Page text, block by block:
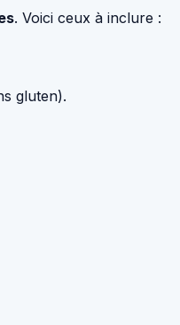
. Voici ceux à inclure :
gluten).